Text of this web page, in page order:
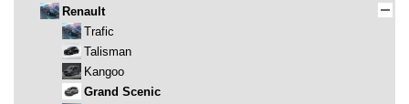
Renault
Trafic
Talisman
Kangoo
Grand Scenic